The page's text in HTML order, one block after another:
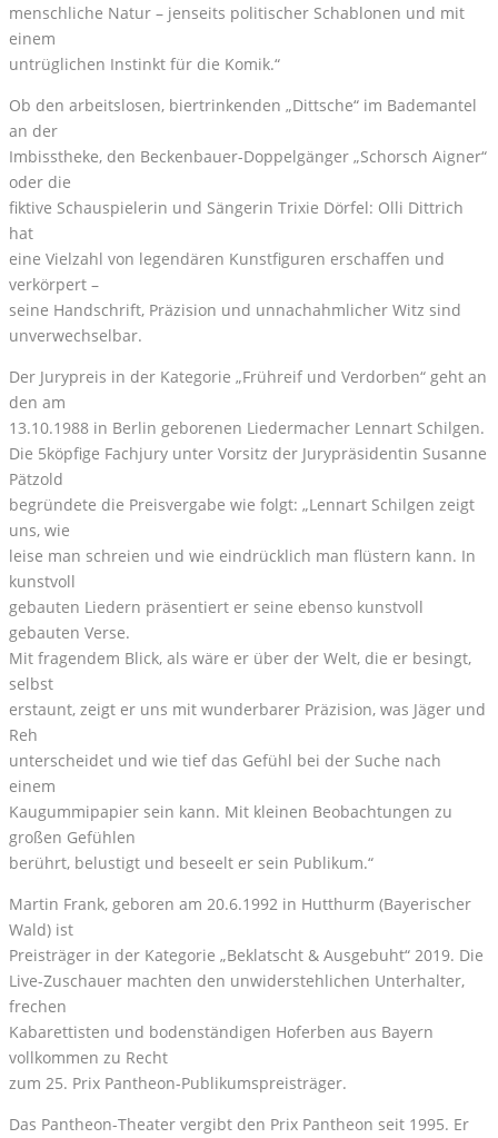
menschliche Natur – jenseits politischer Schablonen und mit
einem
untrüglichen Instinkt für die Komik.“
Ob den arbeitslosen, biertrinkenden „Dittsche“ im Bademantel
an der
Imbisstheke, den Beckenbauer-Doppelgänger „Schorsch Aigner“
oder die
fiktive Schauspielerin und Sängerin Trixie Dörfel: Olli Dittrich
hat
eine Vielzahl von legendären Kunstfiguren erschaffen und
verkörpert –
seine Handschrift, Präzision und unnachahmlicher Witz sind
unverwechselbar.
Der Jurypreis in der Kategorie „Frühreif und Verdorben“ geht an
den am
13.10.1988 in Berlin geborenen Liedermacher Lennart Schilgen.
Die 5köpfige Fachjury unter Vorsitz der Jurypräsidentin Susanne
Pätzold
begründete die Preisvergabe wie folgt: „Lennart Schilgen zeigt
uns, wie
leise man schreien und wie eindrücklich man flüstern kann. In
kunstvoll
gebauten Liedern präsentiert er seine ebenso kunstvoll
gebauten Verse.
Mit fragendem Blick, als wäre er über der Welt, die er besingt,
selbst
erstaunt, zeigt er uns mit wunderbarer Präzision, was Jäger und
Reh
unterscheidet und wie tief das Gefühl bei der Suche nach
einem
Kaugummipapier sein kann. Mit kleinen Beobachtungen zu
großen Gefühlen
berührt, belustigt und beseelt er sein Publikum.“
Martin Frank, geboren am 20.6.1992 in Hutthurm (Bayerischer
Wald) ist
Preisträger in der Kategorie „Beklatscht & Ausgebuht“ 2019. Die
Live-Zuschauer machten den unwiderstehlichen Unterhalter,
frechen
Kabarettisten und bodenständigen Hoferben aus Bayern
vollkommen zu Recht
zum 25. Prix Pantheon-Publikumspreisträger.
Das Pantheon-Theater vergibt den Prix Pantheon seit 1995. Er